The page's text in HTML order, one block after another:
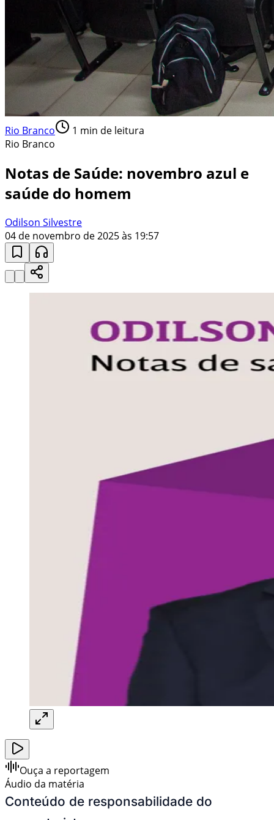
Rio Branco 1 min de leitura
Rio Branco
Notas de Saúde: novembro azul e
saúde do homem
Odilson Silvestre
04 de novembro de 2025 às 19:57
Ouça a reportagem
Áudio da matéria
Conteúdo de responsabilidade do